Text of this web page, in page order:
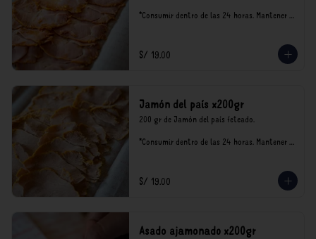
*Consumir dentro de las 24 horas. Mantener
incluyen impuestos de ley y recargo al
consumo.
S/ 19.00
Jamón del país x200gr
200 gr de Jamón del país feteado.
*Consumir dentro de las 24 horas. Mantener
incluyen impuestos de ley y recargo al
consumo.
S/ 19.00
Asado ajamonado x200gr